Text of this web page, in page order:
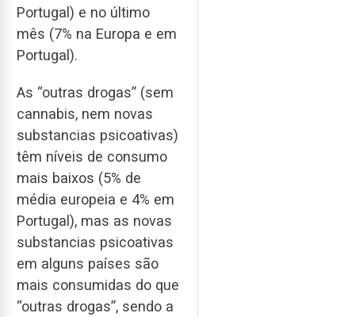
Portugal) e no último
mês (7% na Europa e em
Portugal).
As “outras drogas” (sem
cannabis, nem novas
substancias psicoativas)
têm níveis de consumo
mais baixos (5% de
média europeia e 4% em
Portugal), mas as novas
substancias psicoativas
em alguns países são
mais consumidas do que
“outras drogas”, sendo a